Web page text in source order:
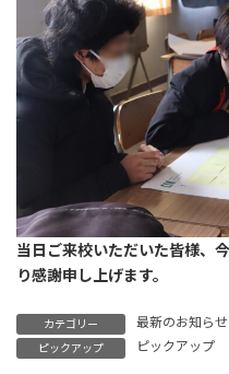
当日ご来校いただいた皆様、
り感謝申し上げます。
カテゴリー 最新のお知らせ
ピックアップ ピックアップ